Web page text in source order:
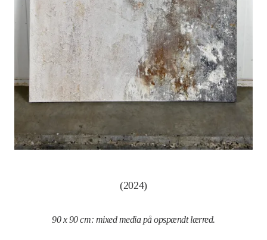
(2024)
90 x 90 cm: mixed media på opspændt lærred.